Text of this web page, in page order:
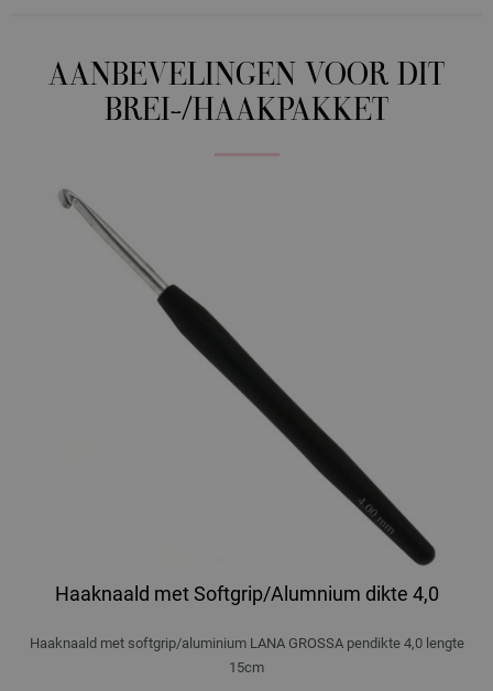
AANBEVELINGEN VOOR DIT
BREI-/HAAKPAKKET
Haaknaald met Softgrip/Alumnium dikte 4,0
Haaknaald met softgrip/aluminium LANA GROSSA pendikte 4,0 lengte
15cm